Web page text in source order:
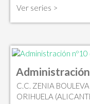
Ver series >
C.C. ZENIA
ORIHUELA